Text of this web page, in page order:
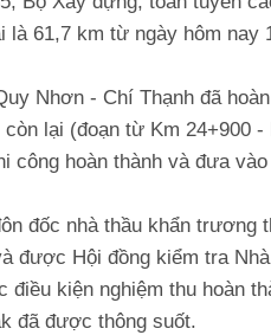
61,7 km từ ngày hôm nay
Nhơn - Chí Thạnh đã
lại (đoạn từ Km 24+900 -
hoàn thành và đưa
đốc nhà thầu khẩn trương
được Hội đồng kiểm tra
kiện nghiệm thu hoàn
đã được thông suốt.